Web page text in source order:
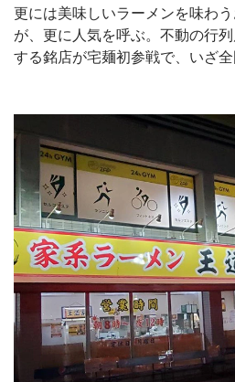
更には美味しいラーメンを味わ
が、更に人気を呼ぶ。不動の行
する銘店が宅麺初参戦で、いざ全